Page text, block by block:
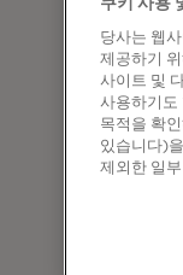
생각 기
개발했
Bank
주요
쿠키 사용
당사는 웹
제공하기
사이트 및
사용하기도
목적을 확
있습니다)
제외한 일